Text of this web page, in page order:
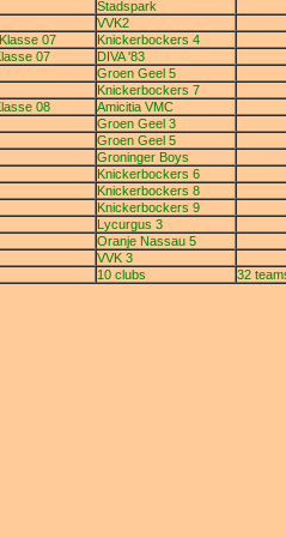
Stadspark
VVK2
07
Knickerbockers 4
07
DIVA '83
Groen Geel 5
Knickerbockers 7
08
Amicitia VMC
Groen Geel 3
Groen Geel 5
Groninger Boys
Knickerbockers 6
Knickerbockers 8
Knickerbockers 9
Lycurgus 3
Oranje Nassau 5
VVK 3
10 clubs
32